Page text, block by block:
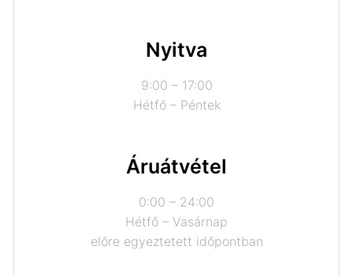
Nyitva
9:00 – 17:00
Hétfő – Péntek
Áruátvétel
0:00 – 24:00
Hétfő – Vasárnap
előre egyeztetett időpontban